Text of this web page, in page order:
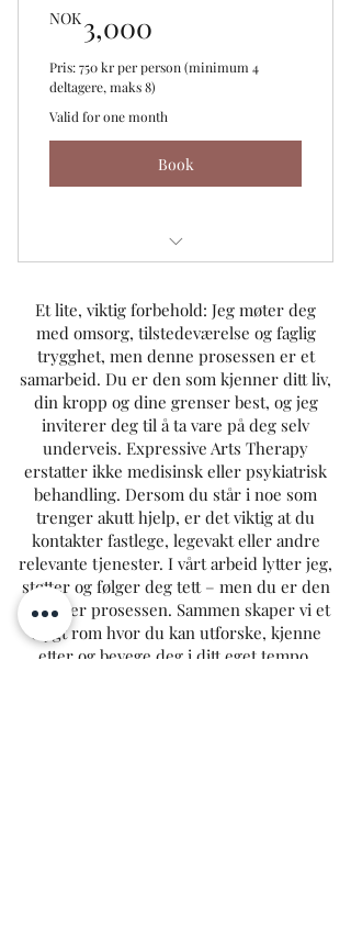
Veiledning og støtte på din yoga reise
NOK3,000
Pris: 750 kr per person (minimum 4
deltagere, maks 8)
Valid for one month
Book
for din gruppe
Pris: 750 kr per person
Dato/tid: Etter avtale.
Tema yoga etter bestilling
(menopause, avspenning, styrke)
🤍 Prestasjonsfritt
🌿 Skreddersys etter gruppens behov
Minimum 4 deltagere, maks 8
Et lite, viktig forbehold: Jeg møter deg
med omsorg, tilstedeværelse og faglig
trygghet, men denne prosessen er et
samarbeid. Du er den som kjenner ditt liv,
din kropp og dine grenser best, og jeg
inviterer deg til å ta vare på deg selv
underveis. Expressive Arts Therapy
erstatter ikke medisinsk eller psykiatrisk
behandling. Dersom du står i noe som
trenger akutt hjelp, er det viktig at du
kontakter fastlege, legevakt eller andre
relevante tjenester. I vårt arbeid lytter jeg,
støtter og følger deg tett – men du er den
som eier prosessen. Sammen skaper vi et
trygt rom hvor du kan utforske, kjenne
etter og bevege deg i ditt eget tempo.